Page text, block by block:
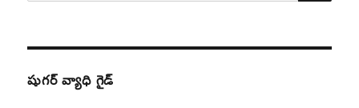
షుగర్ వ్యాధి గైడ్